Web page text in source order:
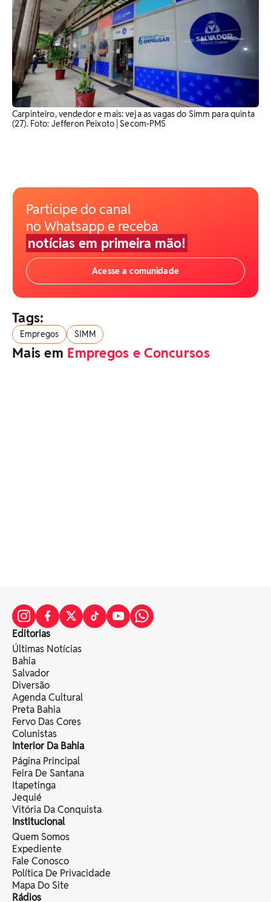
Carpinteiro, vendedor e mais: veja as vagas do Simm para quinta
(27). Foto: Jefferon Peixoto | Secom-PMS
Participe do canal
no Whatsapp e receba
notícias em primeira mão!
Acesse a comunidade
Tags:
Empregos SIMM
Mais em Empregos e Concursos
Editorias
Últimas Notícias
Bahia
Salvador
Diversão
Agenda Cultural
Preta Bahia
Fervo Das Cores
Colunistas
Interior Da Bahia
Página Principal
Feira De Santana
Itapetinga
Jequié
Vitória Da Conquista
Institucional
Quem Somos
Expediente
Fale Conosco
Política De Privacidade
Mapa Do Site
Rádios